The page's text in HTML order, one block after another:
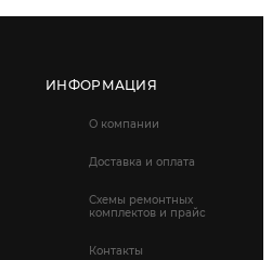
ИНФОРМАЦИЯ
О компании
Доставка и оплата
Схемы ремонтных
комплектов и прайс
Контакты